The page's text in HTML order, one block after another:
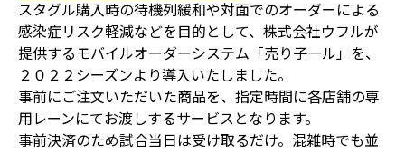
スタグル購入時の待機列緩和や対面でのオーダーによる
感染症リスク軽減などを目的として、株式会社ウフルが
提供するモバイルオーダーシステム「売り子―ル」を、
２０２２シーズンより導入いたしました。
事前にご注文いただいた商品を、指定時間に各店舗の専
用レーンにてお渡しするサービスとなります。
事前決済のため試合当日は受け取るだけ。混雑時でも並